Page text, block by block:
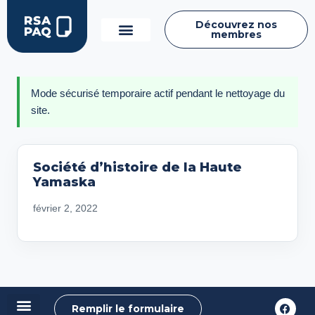
Découvrez nos
membres
Mode sécurisé temporaire actif pendant le nettoyage du
site.
Société d’histoire de la Haute
Yamaska
février 2, 2022
Remplir le formulaire